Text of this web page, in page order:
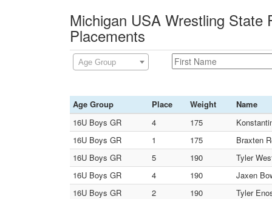
Michigan USA Wrestling State
Placements
Age Group
Age Group Place Weight
Name
16U Boys GR
4 175
16U Boys GR
1 175
Braxten
16U Boys GR
5 190
Tyler
16U Boys GR
4 190
Jaxen
16U Boys GR
2 190
Tyler